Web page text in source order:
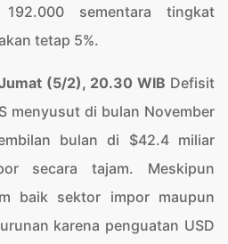
sementara tingkat
tetap 5%.
(5/2), 20.30 WIB Defisit
menyusut di bulan November
bulan di $42.4 miliar
secara tajam. Meskipun
baik sektor impor maupun
karena penguatan USD